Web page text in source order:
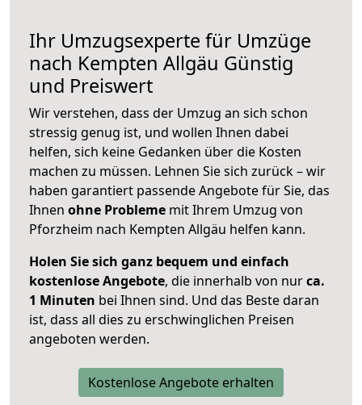
Ihr Umzugsexperte für Umzüge
nach Kempten Allgäu Günstig
und Preiswert
Wir verstehen, dass der Umzug an sich schon
stressig genug ist, und wollen Ihnen dabei
helfen, sich keine Gedanken über die Kosten
machen zu müssen. Lehnen Sie sich zurück – wir
haben garantiert passende Angebote für Sie, das
Ihnen ohne Probleme mit Ihrem Umzug von
Pforzheim nach Kempten Allgäu helfen kann.
Holen Sie sich ganz bequem und einfach
kostenlose Angebote, die innerhalb von nurca.
1 Minuten bei Ihnen sind. Und das Beste daran
ist, dass all dies zu erschwinglichen Preisen
angeboten werden.
Kostenlose Angebote erhalten